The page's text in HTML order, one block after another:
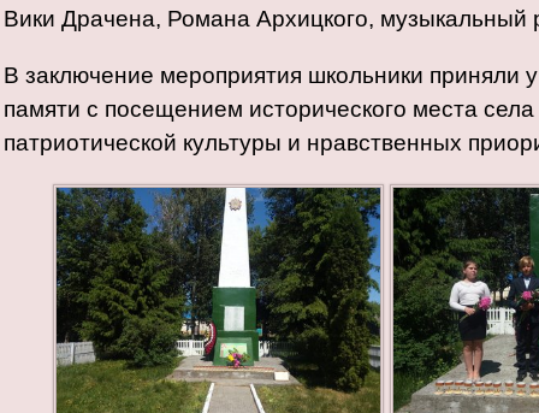
Вики Драчена, Романа Архицкого, музыкальный
В заключение мероприятия школьники приняли
памяти с посещением исторического места
патриотической культуры и нравственных